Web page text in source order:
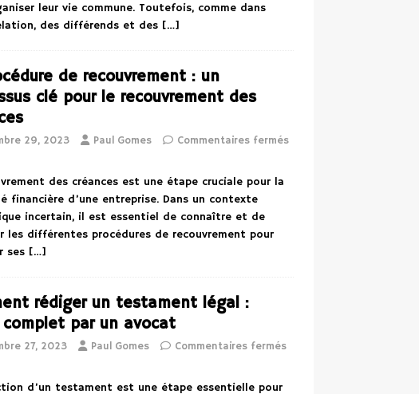
leur vie commune. Toutefois, comme dans
des différends et des […]
de recouvrement : un
clé pour le recouvrement des
29, 2023 Paul Gomes Commentaires fermés
des créances est une étape cruciale pour la
financière d’une entreprise. Dans un contexte
incertain, il est essentiel de connaître et de
les différentes procédures de recouvrement pour
ses […]
rédiger un testament légal :
par un avocat
27, 2023 Paul Gomes Commentaires fermés
d’un testament est une étape essentielle pour